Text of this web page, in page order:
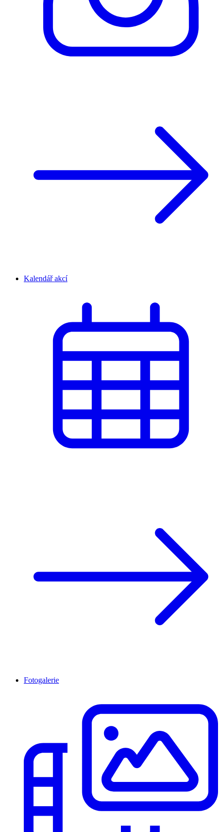
Kalendář akcí
Fotogalerie